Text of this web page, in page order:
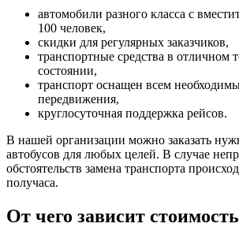
автомобили разного класса с
100 человек,
скидки для регулярных заказчиков,
транспортные средства в отличном
состоянии,
транспорт оснащен всем
передвижения,
круглосуточная поддержка рейсов.
В нашей организации можно заказать
автобусов для любых целей. В случае
обстоятельств замена транспорта
получаса.
От чего зависит стоимость